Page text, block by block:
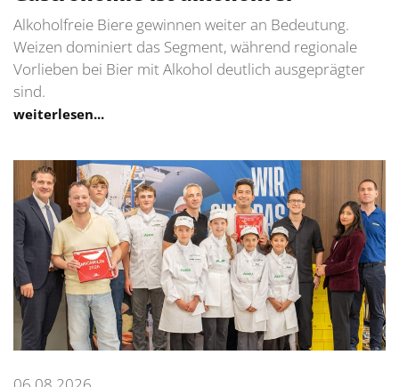
Alkoholfreie Biere gewinnen weiter an Bedeutung.
Weizen dominiert das Segment, während regionale
Vorlieben bei Bier mit Alkohol deutlich ausgeprägter
sind.
weiterlesen...